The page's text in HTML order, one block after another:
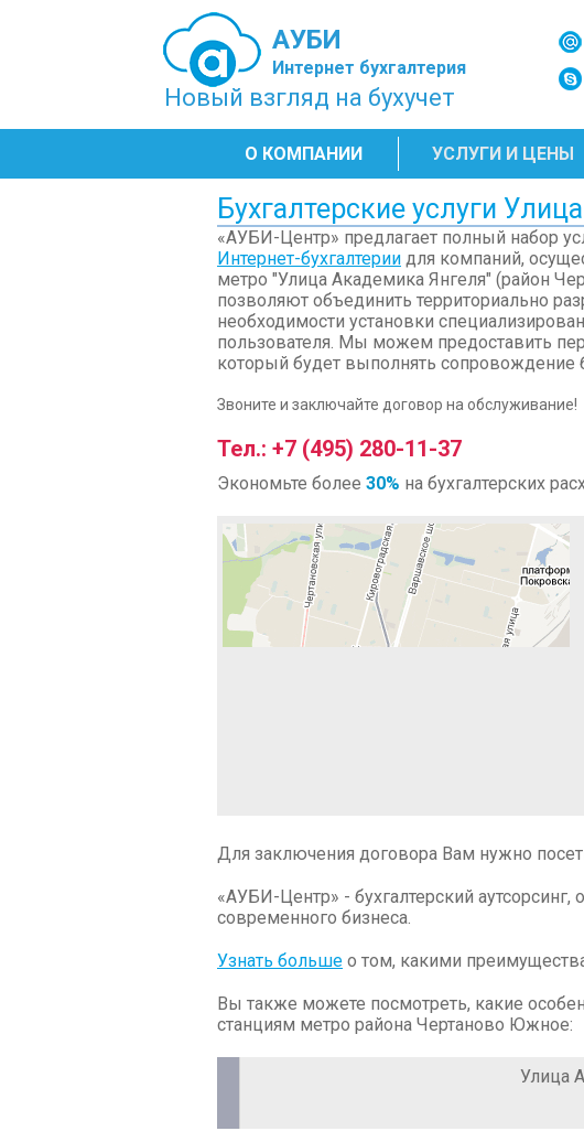
АУБИ
Интернет бухгалтерия
Новый взгляд на бухучет
О КОМПАНИИ УСЛУГИ И ЦЕНЫ
Бухгалтерские услуги
«АУБИ-Центр» предлагает полный набор
Интернет-бухгалтерии для компаний,
метро "Улица Академика Янгеля" (район
позволяют объединить территориально
необходимости установки
пользователя. Мы можем предоставить
который будет выполнять сопровождение
Звоните и заключайте договор на обслуживание!
Тел.: +7 (495) 280-11-37
Экономьте более 30% на бухгалтерских
Для заключения договора Вам нужно
«АУБИ-Центр» - бухгалтерский
современного бизнеса.
Узнать больше о том, какими
Вы также можете посмотреть, какие
станциям метро района Чертаново Южное:
Улица